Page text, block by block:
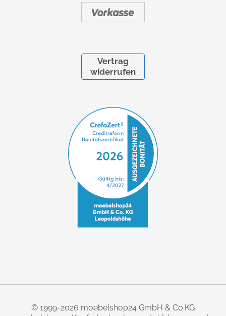
Vertrag
widerrufen
© 1999-2026 moebelshop24 GmbH & Co.KG